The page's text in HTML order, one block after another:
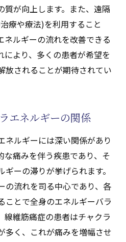
質が向上します。また、遠隔
療や療法)を利用すること
ネルギーの流れを改善できる
により、多くの患者が希望を
放されることが期待されてい
エネルギーの関係
ネルギーには深い関係があり
な痛みを伴う疾患であり、そ
ーの滞りが挙げられます。
の流れを司る中心であり、各
ことで全身のエネルギーバラ
線維筋痛症の患者はチャクラ
多く、これが痛みを増幅させ